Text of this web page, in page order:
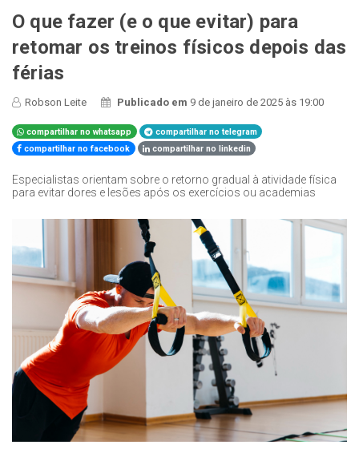
O que fazer (e o que evitar) para
retomar os treinos físicos depois das
férias
Robson Leite Publicado em 9 de janeiro de 2025 às 19:00
compartilhar no whatsapp
compartilhar no telegram
compartilhar no facebook
compartilhar no linkedin
Especialistas orientam sobre o retorno gradual à atividade física
para evitar dores e lesões após os exercícios ou academias